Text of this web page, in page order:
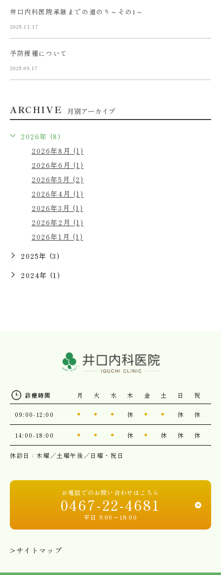
井口内科医院承継までの道のり～その1～
2025.11.17
予防接種について
2025.09.17
ARCHIVE 月別アーカイブ
2026年 (8)
2026年8月 (1)
2026年6月 (1)
2026年5月 (2)
2026年4月 (1)
2026年3月 (1)
2026年2月 (1)
2026年1月 (1)
2025年 (3)
2024年 (1)
診療時間 月 火 水 木 金 土 日 祝
09:00-12:00 ● ● ● 休 ● ● 休 休
14:00-18:00 ● ● ● 休 ● 休 休 休
休診日：木曜／土曜午後／日曜・祝日
お電話でのお問い合わせはこちら
0467-22-4681
平日 9:00〜18:00
>サイトマップ